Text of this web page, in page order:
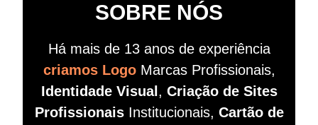
SOBRE NÓS
Há mais de 13 anos de experiência
criamos LogoMarcas Profissionais,
Identidade Visual , Criação de Sites
ProfissionaisInstitucionais, Cartão de